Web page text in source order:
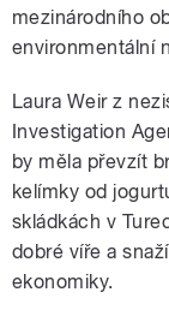
mezinárodního
environmentální
Laura Weir z
Investigation
by měla převzít
kelímky od
skládkách v
dobré víře a
ekonomiky.